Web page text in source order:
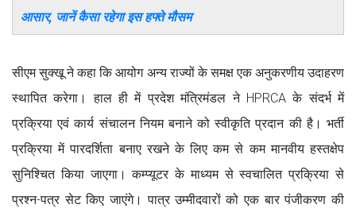
आसार, जानें कैसा रहेगा इस हफ्ते मौसम
सीएम सुक्खू ने कहा कि आयोग अन्य राज्यों के समक्ष एक अनुकरणीय उदाहरण
स्थापित करेगा। हाल ही में प्रदेश मंत्रिमंडल ने HPRCA के संदर्भ में
प्रक्रिया एवं कार्य संचालन नियम बनाने को स्वीकृति प्रदान की है। भर्ती
प्रक्रिया में पारदर्शिता बनाए रखने के लिए कम से कम मानवीय हस्तक्षेप
सुनिश्चित किया जाएगा। कम्प्यूटर के माध्यम से स्वचालित प्रक्रिया से
प्रश्न-पत्र सेट किए जाएंगे। पात्र उम्मीदवारों को एक बार पंजीकरण की